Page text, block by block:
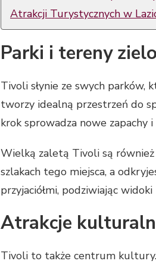
Atrakcji Turystycznych w
Parki i tereny
Tivoli słynie ze swych parków,
tworzy idealną przestrzeń do
krok sprowadza nowe zapachy
Wielką zaletą Tivoli są
szlakach tego miejsca, a
przyjaciółmi, podziwiając
Atrakcje
Tivoli to także centrum